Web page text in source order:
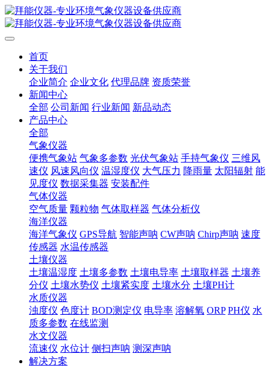
首页
关于我们
企业简介 企业文化 代理品牌 资质荣誉
新闻中心
全部 公司新闻 行业新闻 新品动态
产品中心
全部
气象仪器
便携气象站 气象多参数 光伏气象站 手持气象仪 三维风
速仪 风速风向仪 温湿度仪 大气压力 降雨量 太阳辐射 能
见度仪 数据采集器 安装配件
气体仪器
空气质量 颗粒物 气体取样器 气体分析仪
海洋仪器
海洋气象仪 GPS导航 智能声呐 CW声呐 Chirp声呐 速度
传感器 水温传感器
土壤仪器
土壤温湿度 土壤多参数 土壤电导率 土壤取样器 土壤养
分仪 土壤水势仪 土壤紧实度 土壤水分 土壤PH计
水质仪器
浊度仪 色度计 BOD测定仪 电导率 溶解氧 ORP PH仪 水
质多参数 在线监测
水文仪器
流速仪 水位计 侧扫声呐 测深声呐
解决方案